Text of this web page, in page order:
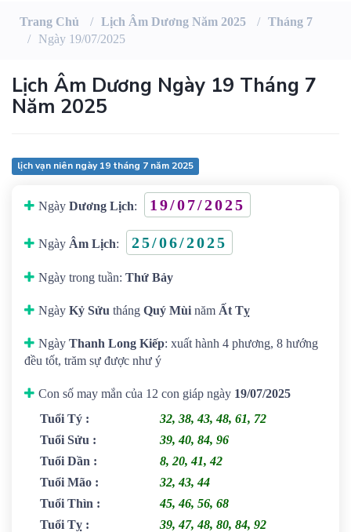
Trang Chủ Lịch Âm Dương Năm 2025
Tháng 7
Ngày 19/07/2025
Lịch Âm Dương Ngày 19 Tháng 7
Năm 2025
lịch vạn niên ngày 19 tháng 7 năm 2025
Ngày Dương Lịch: 19/07/2025
Ngày Âm Lịch: 25/06/2025
Ngày trong tuần: Thứ Bảy
Ngày Kỷ Sửu tháng Quý Mùi năm Ất Tỵ
Ngày Thanh Long Kiếp: xuất hành 4 phương, 8 hướng
đều tốt, trăm sự được như ý
Con số may mắn của 12 con giáp ngày 19/07/2025
Tuổi Tý :
32, 38, 43, 48, 61, 72
Tuổi Sửu :
39, 40, 84, 96
Tuổi Dần :
8, 20, 41, 42
Tuổi Mão :
32, 43, 44
Tuổi Thìn :
45, 46, 56, 68
Tuổi Tỵ :
39, 47, 48, 80, 84, 92